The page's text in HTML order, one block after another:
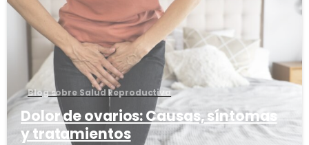
Blog sobre Salud Reproductiva
Dolor de ovarios: Causas, síntomas
y tratamientos